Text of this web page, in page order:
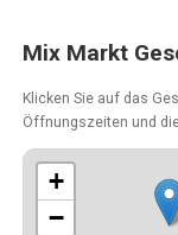
Mix Markt
Klicken Sie auf das
Öffnungszeiten und
+
−